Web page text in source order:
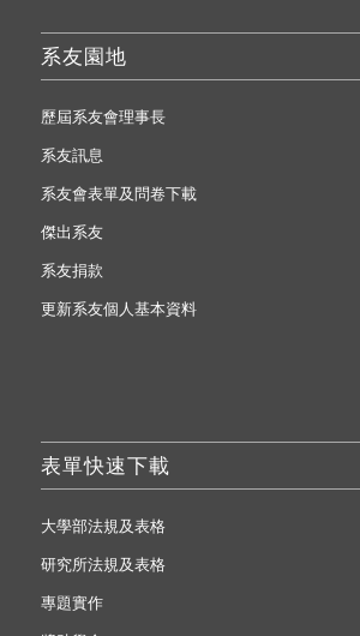
系友園地
歷屆系友會理事長
系友訊息
系友會表單及問卷下載
傑出系友
系友捐款
更新系友個人基本資料
表單快速下載
大學部法規及表格
研究所法規及表格
專題實作